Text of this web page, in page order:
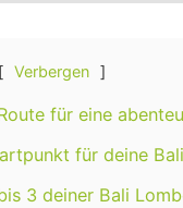
Verbergen
für eine
für deine Bali
3 deiner Bali